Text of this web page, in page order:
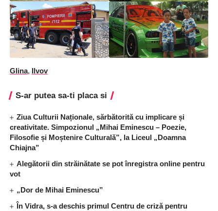
Glina, Ilvov
S-ar putea sa-ti placa si
Ziua Culturii Naționale, sărbătorită cu implicare și
creativitate. Simpozionul „Mihai Eminescu – Poezie,
Filosofie și Moștenire Culturală”, la Liceul „Doamna
Chiajna”
Alegătorii din străinătate se pot înregistra online pentru
vot
„Dor de Mihai Eminescu”
În Vidra, s-a deschis primul Centru de criză pentru